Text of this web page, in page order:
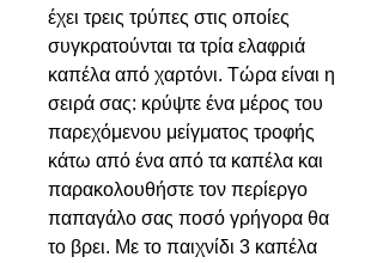
έχει τρεις τρύπες στις οποίες
συγκρατούνται τα τρία ελαφριά
καπέλα από χαρτόνι. Τώρα είναι η
σειρά σας: κρύψτε ένα μέρος του
παρεχόμενου μείγματος τροφής
κάτω από ένα από τα καπέλα και
παρακολουθήστε τον περίεργο
παπαγάλο σας ποσό γρήγορα θα
το βρει. Με το παιχνίδι 3 καπέλα